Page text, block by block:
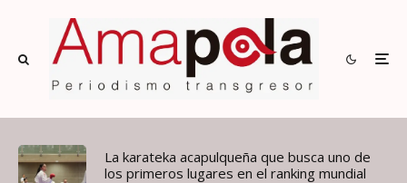
La karateka acapulqueña que busca uno de
los primeros lugares en el ranking mundial